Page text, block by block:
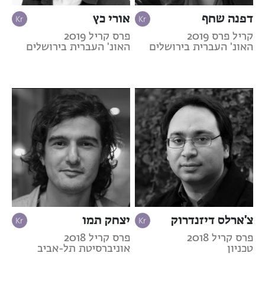
דפנה שחף
קריל פרס 2019
האונ' העברית בירושלים
אורי כץ
פרס קריל 2019
האונ' העברית בירושלים
צ'ארלס דיזנדרוק
פרס קריל 2018
טכניון
יצחק תמו
פרס קריל 2018
אוניברסיטת תל-אביב